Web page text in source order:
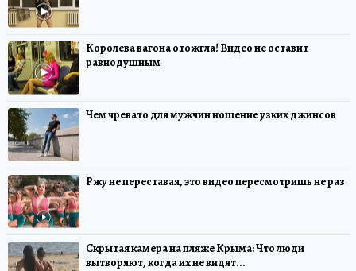
Королева вагона отожгла! Видео не оставит
равнодушным
Чем чревато для мужчин ношение узких джинсов
Ржу не переставая, это видео пересмотришь не раз
Скрытая камера на пляже Крыма: Что люди
вытворяют, когда их не видят...